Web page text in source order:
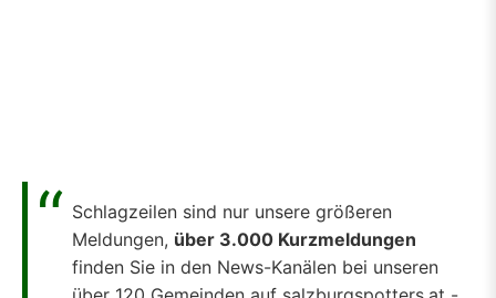
Schlagzeilen sind nur unsere größeren
Meldungen, über 3.000 Kurzmeldungen
finden Sie in den News-Kanälen bei unseren